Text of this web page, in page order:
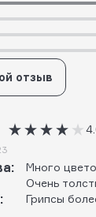
отзыв
Много
Очень
Грипсы